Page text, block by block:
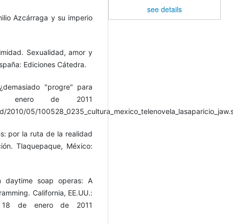
Azcárraga y su imperio
Sexualidad, amor y
Ediciones Cátedra.
"progre" para
enero de 2011
05/
por la ruta de la realidad
Tlaquepaque, México:
daytime soap operas: A
California, EE.UU.:
18 de enero de 2011
see details